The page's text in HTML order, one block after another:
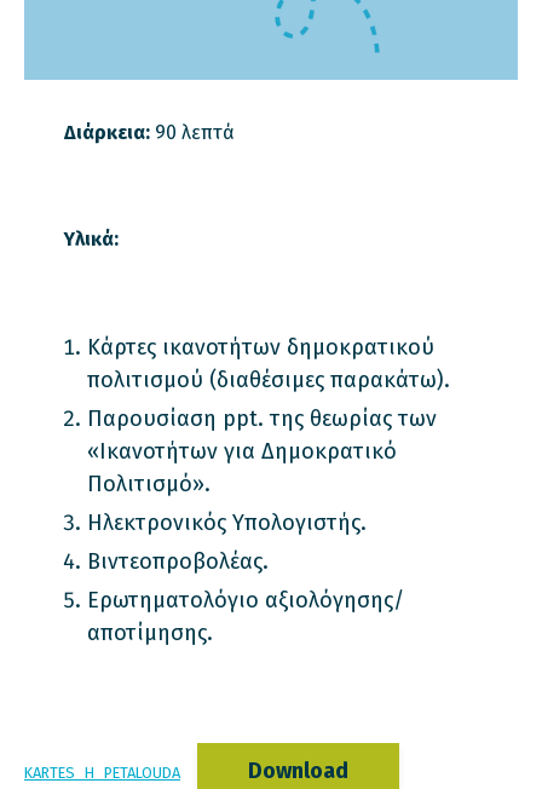
Διάρκεια:90 λεπτά
Υλικά:
Κάρτες ικανοτήτων δημοκρατικού
πολιτισμού (διαθέσιμες παρακάτω).
Παρουσίαση ppt. της θεωρίας των
«Ικανοτήτων για Δημοκρατικό
Πολιτισμό».
Ηλεκτρονικός Υπολογιστής.
Βιντεοπροβολέας.
Ερωτηματολόγιο αξιολόγησης/
αποτίμησης.
KARTES_H_PETALOUDA Download